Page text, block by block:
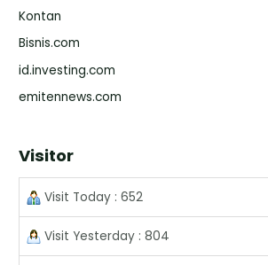
Kontan
Bisnis.com
id.investing.com
emitennews.com
Visitor
Visit Today : 652
Visit Yesterday : 804